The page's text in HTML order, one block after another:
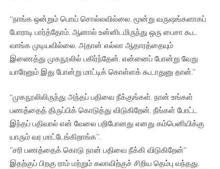
“நாங்க ஒன்றும் பொய் சொல்லவில்லை. மூன்று வருஷங்களாகப்
போராடி பார்த்தோம். ஆனால் உன்னிடமிருந்து ஒரு பைசா கூட
வாங்க முடியவில்லை. அதான் எல்லா ஆதாரத்தையும்
இணைத்து முகநூலில் பகிர்ந்தேன். என்னைப் போன்று வேறு
யாரேனும் இது போன்று மாட்டிக் கொள்ளக் கூடாதுனு தான்.”
“முகநூலிலிருந்து அந்தப் பதிவை நீக்குங்கள். நான் உங்கள்
பணத்தைத் திருப்பிக் கொடுத்து விடுகிறேன். நீங்கள் போட்ட
இந்தப் பதிவால் என் வேலை பறிபோனது எனது கம்பெனியிக்கு
யாரும் வர மாட்டேங்கிறாங்க’’.
”சரி பணத்தைக் கொடு நான் பதிவை நீக்கி விடுகிறேன்”
இதற்குப் பிறகு ராம் மற்றும் கலாவிற்குச் சிறிய தெம்பு வந்தது.